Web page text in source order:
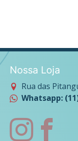
Nossa Loja
Rua das
Whatsapp: